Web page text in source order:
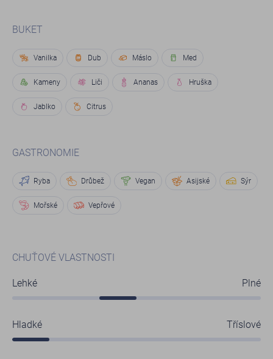
BUKET
Vanilka Dub Máslo Med
Kameny Liči Ananas Hruška
Jablko Citrus
GASTRONOMIE
Ryba Drůbež Vegan Asijské Sýr
Mořské Vepřové
CHUŤOVÉ VLASTNOSTI
Lehké Plné
Hladké Tříslové